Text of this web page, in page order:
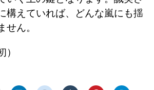
構えていれば、どんな嵐にも揺
ん。